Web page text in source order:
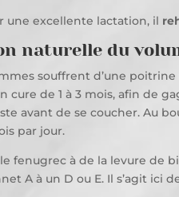
une excellente lactation, il
naturelle du
souffrent d’une
cure de 1 à 3 mois, afin de
avant de se coucher. Au
par jour.
fenugrec à de la levure de
A à un D ou E. Il s’agit